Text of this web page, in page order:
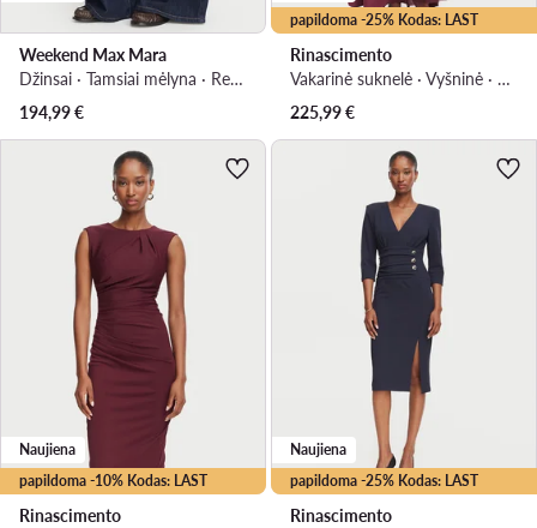
Weekend Max Mara
Džinsai · Tamsiai mėlyna · Regular Fit
194,99€
papildoma -25% Kodas: LAST
Rinascimento
Vakarinė suknelė · Vyšninė · Maksi
225,99€
papildoma -10% Kodas: LAST
Naujiena
Rinascimento
papildoma -25% Kodas: LAST
Naujiena
Rinascimento